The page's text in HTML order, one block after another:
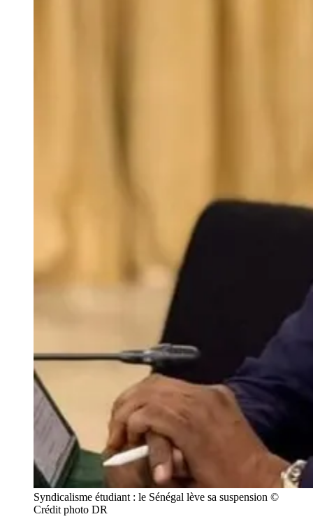
Syndicalisme étudiant : le Sénégal lève sa suspension ©
Crédit photo DR